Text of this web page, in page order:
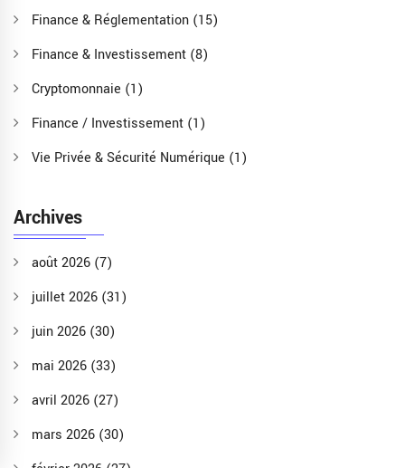
Finance & Réglementation (15)
Finance & Investissement (8)
Cryptomonnaie (1)
Finance / Investissement (1)
Vie Privée & Sécurité Numérique (1)
Archives
août 2026 (7)
juillet 2026 (31)
juin 2026 (30)
mai 2026 (33)
avril 2026 (27)
mars 2026 (30)